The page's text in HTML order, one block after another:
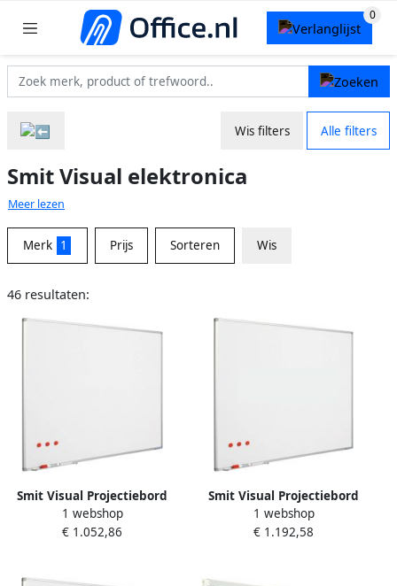
Wis filters Alle filters
Smit Visual elektronica
Meer lezen
Merk 1 Prijs Sorteren Wis
46 resultaten:
Smit Visual Projectiebord
emailstaal mat wit (4:3)
softline profiel 8mm voor
1 webshop
€ 1.052,86
Smit Visual Projectiebord
emailstaal mat wit (16:10)
softline profiel 8mm voor
1 webshop
€ 1.192,58